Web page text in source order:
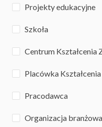
Projekty edukacyjne
Szkoła
Centrum Kształcenia
Placówka
Pracodawca
Organizacja branżowa